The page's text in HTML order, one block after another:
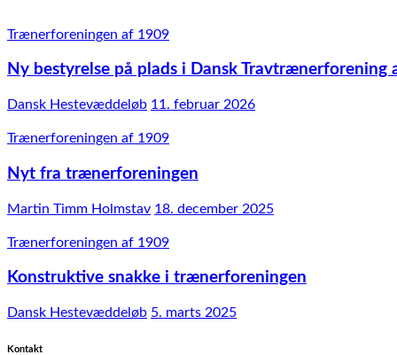
Trænerforeningen af 1909
Ny bestyrelse på plads i Dansk Travtrænerforening
Dansk Hestevæddeløb 11. februar 2026
Trænerforeningen af 1909
Nyt fra trænerforeningen
Martin Timm Holmstav 18. december 2025
Trænerforeningen af 1909
Konstruktive snakke i trænerforeningen
Dansk Hestevæddeløb 5. marts 2025
Kontakt